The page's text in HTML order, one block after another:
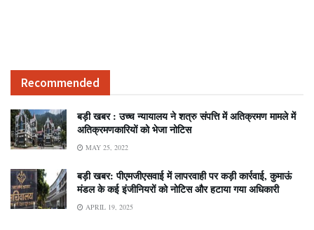
Recommended
बड़ी खबर : उच्च न्यायालय ने शत्रु संपत्ति में अतिक्रमण मामले में
अतिक्रमणकारियों को भेजा नोटिस
MAY 25, 2022
बड़ी खबर: पीएमजीएसवाई में लापरवाही पर कड़ी कार्रवाई, कुमाऊं
मंडल के कई इंजीनियरों को नोटिस और हटाया गया अधिकारी
APRIL 19, 2025